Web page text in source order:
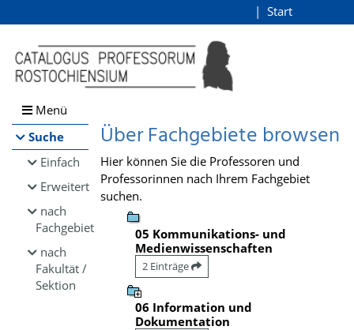
Browsen
direkt zum Inhalt
Start
Menü
Suche
Einfach
Erweitert
nach
Fachgebiet
nach
Fakultät /
Sektion
Über Fachgebiete browsen
Hier können Sie die Professoren und
Professorinnen nach Ihrem Fachgebiet
suchen.
05 Kommunikations- und
Medienwissenschaften
2 Einträge
06 Information und
Dokumentation